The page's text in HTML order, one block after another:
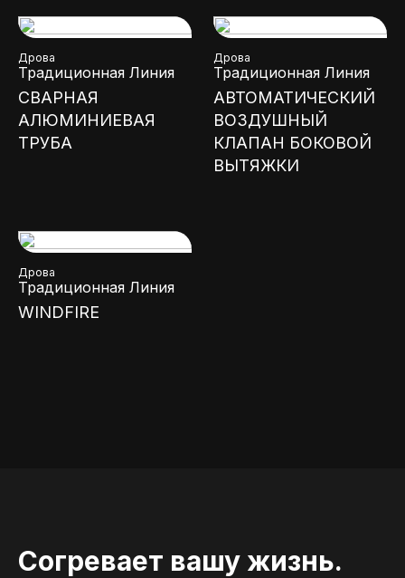
Дрова
Традиционная Линия
СВАРНАЯ
АЛЮМИНИЕВАЯ
ТРУБА
Дрова
Традиционная Линия
АВТОМАТИЧЕСКИЙ
ВОЗДУШНЫЙ
КЛАПАН БОКОВОЙ
ВЫТЯЖКИ
Дрова
Традиционная Линия
WINDFIRE
Согревает вашу жизнь.